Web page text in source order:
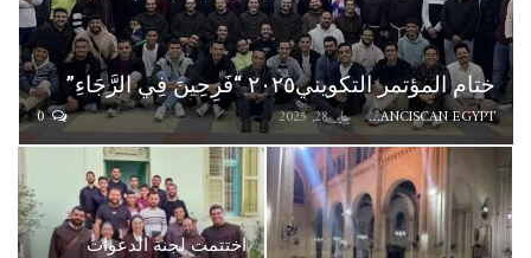
ختام المؤتمر التكويني٢٠٢٥ “فَرِحِينَ فِي الرَّجَاءِ”
FRANCISCAN EGYPT يناير 28, 2025 0
اختتمت لجنة الدعوات